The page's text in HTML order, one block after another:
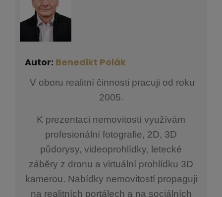
Autor: Benedikt Polák
V oboru realitní činnosti pracuji od roku
2005.
K prezentaci nemovitostí využívám
profesionální fotografie, 2D, 3D
půdorysy, videoprohlídky, letecké
záběry z dronu a virtuální prohlídku 3D
kamerou. Nabídky nemovitostí propaguji
na realitních portálech a na sociálních